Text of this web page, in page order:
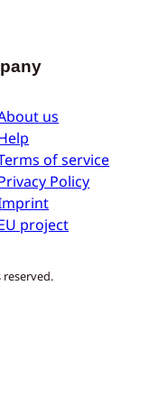
us
of service
Policy
project